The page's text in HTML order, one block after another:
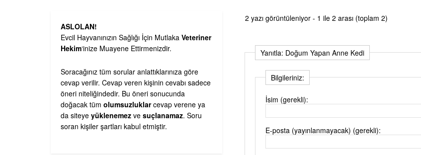
2 yazı görüntüleniyor - 1 ile 2 arası (toplam 2)
Yanıtla: Doğum Yapan Anne Kedi
Bilgileriniz:
İsim (gerekli):
E-posta (yayınlanmayacak) (gerekli):
ASLOLAN!
Evcil Hayvanınızın Sağlığı İçin Mutlaka Veteriner
Hekim‘inize Muayene Ettirmenizdir.
Soracağınız tüm sorular anlattıklarınıza göre
cevap verilir. Cevap veren kişinin cevabı sadece
öneri niteliğindedir. Bu öneri sonucunda
doğacak tüm olumsuzluklarcevap verene ya
da siteye yüklenemez ve suçlanamaz. Soru
soran kişiler şartları kabul etmiştir.